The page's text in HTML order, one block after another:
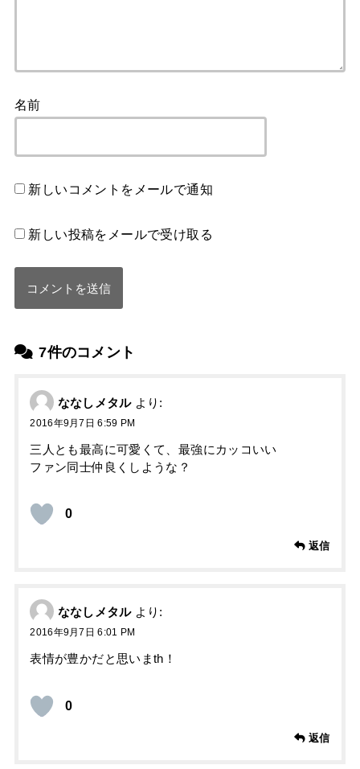
7件のコメント
ななしメタル より:
2016年9月7日 6:59 PM
三人とも最高に可愛くて、最強にカッコいい
ファン同士仲良くしような？
0
返信
ななしメタル より:
2016年9月7日 6:01 PM
表情が豊かだと思いまth！
0
返信
名前
新しいコメントをメールで通知
新しい投稿をメールで受け取る